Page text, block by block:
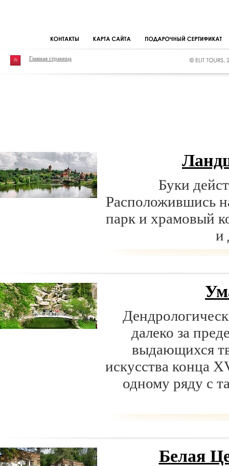
Главная страница
Буки
Расположившись
парк и храмовый
и
далеко за
выдающихся
искусства конца
одному ряду с
Белая